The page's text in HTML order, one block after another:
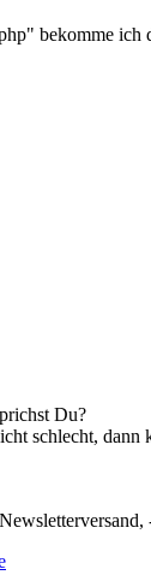
bekomme ich
Du?
schlecht, dann